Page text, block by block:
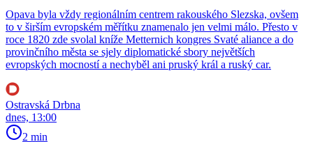
Opava byla vždy regionálním centrem rakouského Slezska, ovšem
to v širším evropském měřítku znamenalo jen velmi málo. Přesto v
roce 1820 zde svolal kníže Metternich kongres Svaté aliance a do
provinčního města se sjely diplomatické sbory největších
evropských mocností a nechyběl ani pruský král a ruský car.
Ostravská Drbna
dnes, 13:00
2 min